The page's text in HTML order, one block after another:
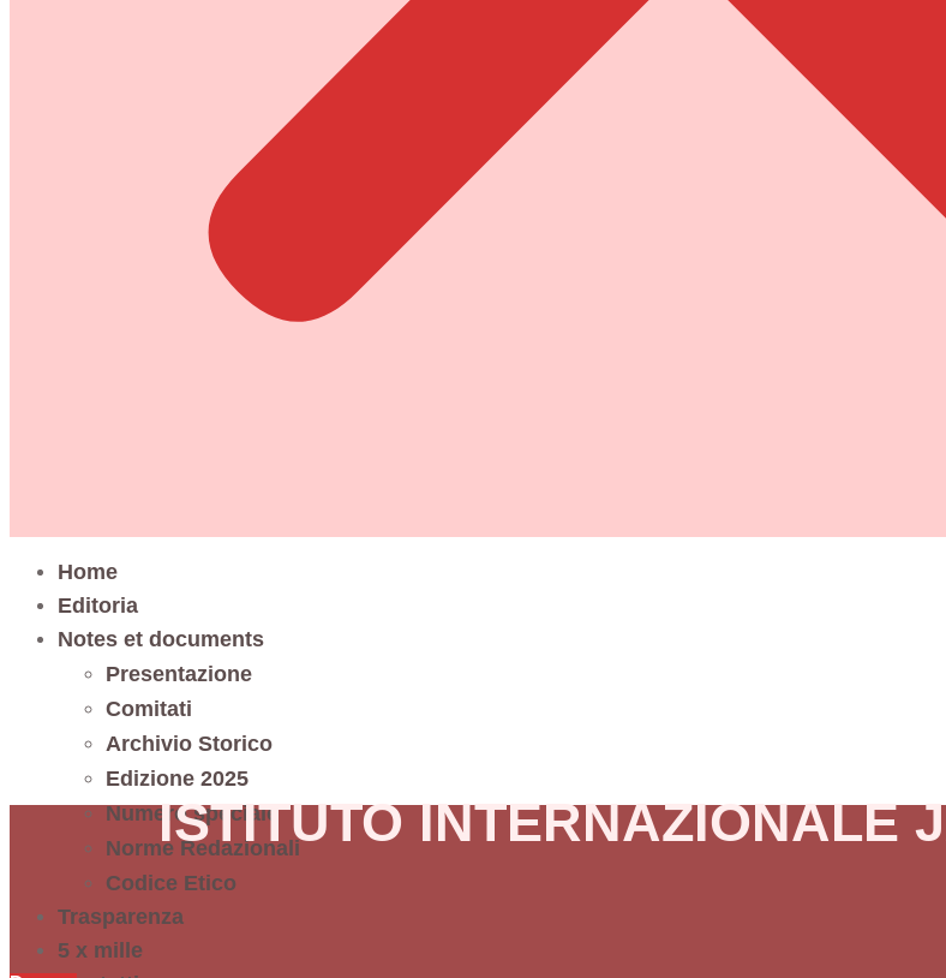
Home
Editoria
Notes et documents
Presentazione
Comitati
Archivio Storico
Edizione 2025
Numero speciale
Norme Redazionali
Codice Etico
Trasparenza
5 x mille
ISTITUTO INTERNAZIONALE